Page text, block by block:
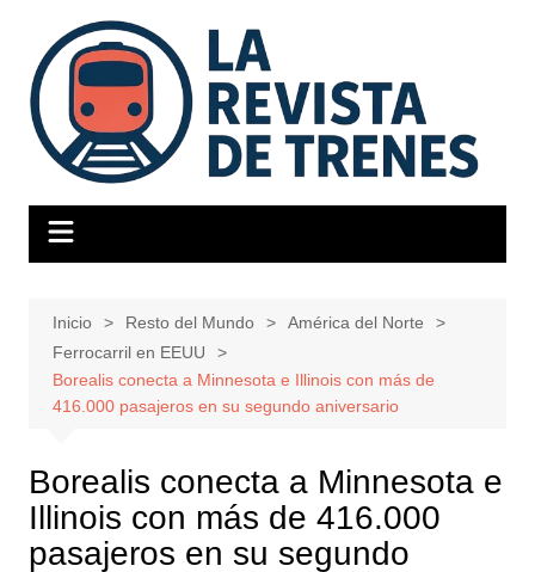
contenido
Inicio Resto del Mundo
América del Norte
Ferrocarril en EEUU
Borealis conecta a Minnesota e Illinois con más de
416.000 pasajeros en su segundo aniversario
Borealis conecta a Minnesota e
Illinois con más de 416.000
pasajeros en su segundo